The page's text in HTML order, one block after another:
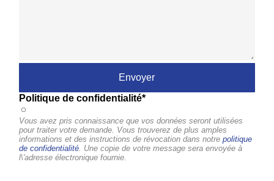
Politique de confidentialité*
Vous avez pris connaissance que vos données seront utilisées
pour traiter votre demande. Vous trouverez de plus amples
informations et des instructions de révocation dans notrepolitique
de confidentialité. Une copie de votre message sera envoyée à
l\'adresse électronique fournie.